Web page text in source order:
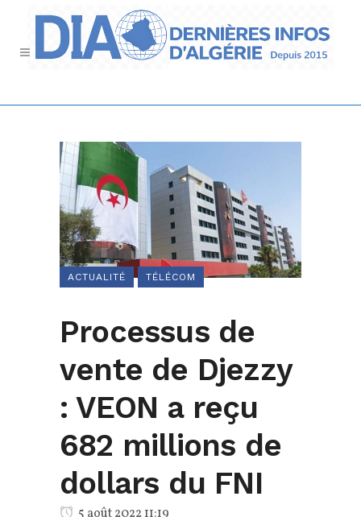
ACTUALITÉ TÉLÉCOM
Processus de
vente de Djezzy
: VEON a reçu
682 millions de
dollars du FNI